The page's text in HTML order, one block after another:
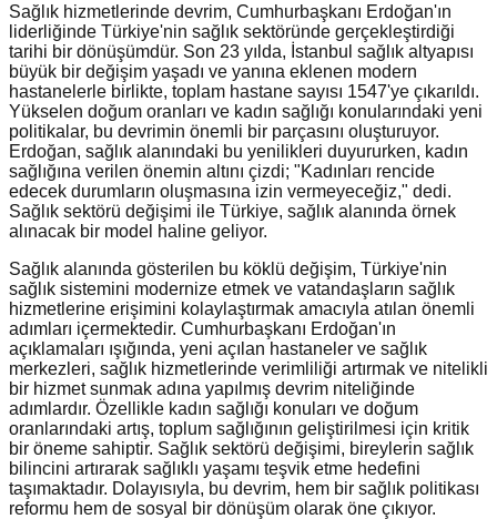
Sağlık hizmetlerinde devrim, Cumhurbaşkanı Erdoğan'ın
liderliğinde Türkiye'nin sağlık sektöründe gerçekleştirdiği
tarihi bir dönüşümdür. Son 23 yılda, İstanbul sağlık altyapısı
büyük bir değişim yaşadı ve yanına eklenen modern
hastanelerle birlikte, toplam hastane sayısı 1547'ye çıkarıldı.
Yükselen doğum oranları ve kadın sağlığı konularındaki yeni
politikalar, bu devrimin önemli bir parçasını oluşturuyor.
Erdoğan, sağlık alanındaki bu yenilikleri duyururken, kadın
sağlığına verilen önemin altını çizdi; "Kadınları rencide
edecek durumların oluşmasına izin vermeyeceğiz," dedi.
Sağlık sektörü değişimi ile Türkiye, sağlık alanında örnek
alınacak bir model haline geliyor.
Sağlık alanında gösterilen bu köklü değişim, Türkiye'nin
sağlık sistemini modernize etmek ve vatandaşların sağlık
hizmetlerine erişimini kolaylaştırmak amacıyla atılan önemli
adımları içermektedir. Cumhurbaşkanı Erdoğan'ın
açıklamaları ışığında, yeni açılan hastaneler ve sağlık
merkezleri, sağlık hizmetlerinde verimliliği artırmak ve nitelikli
bir hizmet sunmak adına yapılmış devrim niteliğinde
adımlardır. Özellikle kadın sağlığı konuları ve doğum
oranlarındaki artış, toplum sağlığının geliştirilmesi için kritik
bir öneme sahiptir. Sağlık sektörü değişimi, bireylerin sağlık
bilincini artırarak sağlıklı yaşamı teşvik etme hedefini
taşımaktadır. Dolayısıyla, bu devrim, hem bir sağlık politikası
reformu hem de sosyal bir dönüşüm olarak öne çıkıyor.